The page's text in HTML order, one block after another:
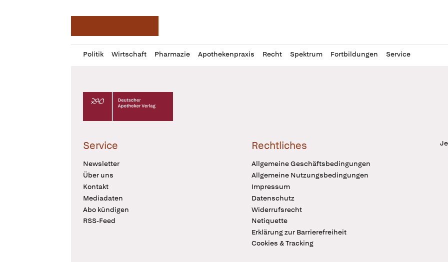
Politik Wirtschaft Pharmazie Apothekenpraxis Recht Spektrum Fortbildungen Service
Profil
öffnen
Daz
Pur
Deutscher Apotheker Verlag Logo
Service
Newsletter
Über uns
Kontakt
Mediadaten
Abo kündigen
RSS-Feed
Rechtliches
Allgemeine Geschäftsbedingungen
Allgemeine Nutzungsbedingungen
Impressum
Datenschutz
Widerrufsrecht
Netiquette
Erklärung zur Barrierefreiheit
Cookies & Tracking